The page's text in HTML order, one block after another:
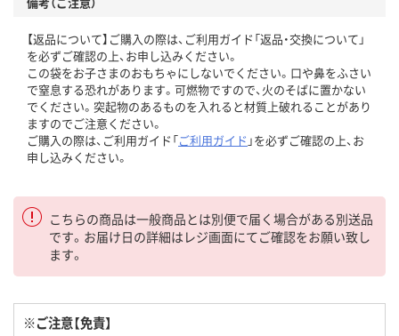
【返品について】ご購入の際は、ご利用ガイド「返品・交換について」
を必ずご確認の上、お申し込みください。
この袋をお子さまのおもちゃにしないでください。口や鼻をふさい
で窒息する恐れがあります。可燃物ですので、火のそばに置かない
でください。突起物のあるものを入れると材質上破れることがあり
ますのでご注意ください。
ご購入の際は、ご利用ガイド「ご利用ガイド 」を必ずご確認の上、お
申し込みください。
こちらの商品は一般商品とは別便で届く場合がある別送品
です。お届け日の詳細はレジ画面にてご確認をお願い致し
ます。
※ご注意【免責】